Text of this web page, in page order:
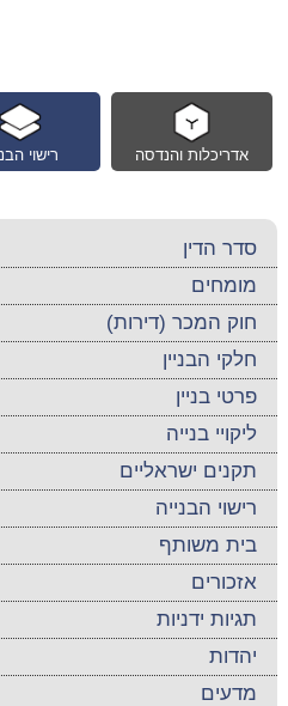
רישוי אדריכלות והנדסה
סדר הדין
מומחים
חוק המכר (דירות)
חלקי הבניין
פרטי בניין
ליקויי בנייה
תקנים ישראליים
רישוי הבנייה
בית משותף
אזכורים
תגיות ידניות
יהדות
מדעים